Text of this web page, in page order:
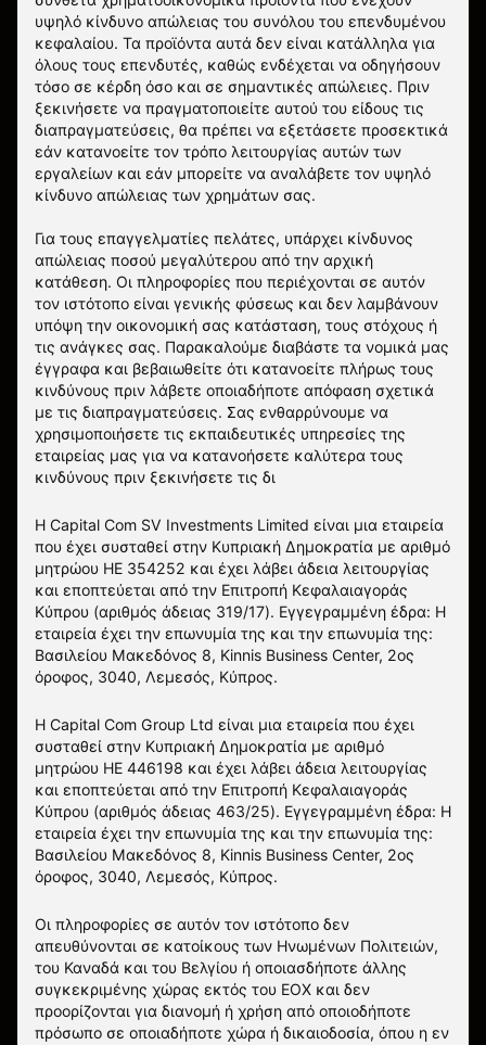
υψηλό κίνδυνο απώλειας του συνόλου του επενδυμένου
κεφαλαίου. Τα προϊόντα αυτά δεν είναι κατάλληλα για
όλους τους επενδυτές, καθώς ενδέχεται να οδηγήσουν
τόσο σε κέρδη όσο και σε σημαντικές απώλειες. Πριν
ξεκινήσετε να πραγματοποιείτε αυτού του είδους τις
διαπραγματεύσεις, θα πρέπει να εξετάσετε προσεκτικά
εάν κατανοείτε τον τρόπο λειτουργίας αυτών των
εργαλείων και εάν μπορείτε να αναλάβετε τον υψηλό
κίνδυνο απώλειας των χρημάτων σας.
Για τους επαγγελματίες πελάτες, υπάρχει κίνδυνος
απώλειας ποσού μεγαλύτερου από την αρχική
κατάθεση. Οι πληροφορίες που περιέχονται σε αυτόν
τον ιστότοπο είναι γενικής φύσεως και δεν λαμβάνουν
υπόψη την οικονομική σας κατάσταση, τους στόχους ή
τις ανάγκες σας. Παρακαλούμε διαβάστε τα νομικά μας
έγγραφα και βεβαιωθείτε ότι κατανοείτε πλήρως τους
κινδύνους πριν λάβετε οποιαδήποτε απόφαση σχετικά
με τις διαπραγματεύσεις. Σας ενθαρρύνουμε να
χρησιμοποιήσετε τις εκπαιδευτικές υπηρεσίες της
εταιρείας μας για να κατανοήσετε καλύτερα τους
κινδύνους πριν ξεκινήσετε τις δι
Η Capital Com SV Investments Limited είναι μια εταιρεία
που έχει συσταθεί στην Κυπριακή Δημοκρατία με αριθμό
μητρώου HE 354252 και έχει λάβει άδεια λειτουργίας
και εποπτεύεται από την Επιτροπή Κεφαλαιαγοράς
Κύπρου (αριθμός άδειας 319/17). Εγγεγραμμένη έδρα: Η
εταιρεία έχει την επωνυμία της και την επωνυμία της:
Βασιλείου Μακεδόνος 8, Kinnis Business Center, 2ος
όροφος, 3040, Λεμεσός, Κύπρος.
Η Capital Com Group Ltd είναι μια εταιρεία που έχει
συσταθεί στην Κυπριακή Δημοκρατία με αριθμό
μητρώου ΗΕ 446198 και έχει λάβει άδεια λειτουργίας
και εποπτεύεται από την Επιτροπή Κεφαλαιαγοράς
Κύπρου (αριθμός άδειας 463/25). Εγγεγραμμένη έδρα: Η
εταιρεία έχει την επωνυμία της και την επωνυμία της:
Βασιλείου Μακεδόνος 8, Kinnis Business Center, 2ος
όροφος, 3040, Λεμεσός, Κύπρος.
Οι πληροφορίες σε αυτόν τον ιστότοπο δεν
απευθύνονται σε κατοίκους των Ηνωμένων Πολιτειών,
του Καναδά και του Βελγίου ή οποιασδήποτε άλλης
συγκεκριμένης χώρας εκτός του ΕΟΧ και δεν
προορίζονται για διανομή ή χρήση από οποιοδήποτε
πρόσωπο σε οποιαδήποτε χώρα ή δικαιοδοσία, όπου η εν